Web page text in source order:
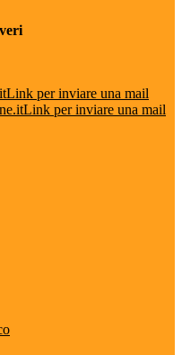
Link per inviare una mail
Link per inviare una mail